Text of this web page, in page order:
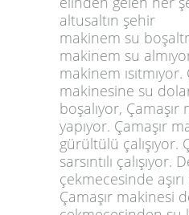
altusaltın şehir
makinem su
makinem su
makinem ısıtmıyor.
makinesine su
boşalıyor,
yapıyor. Çamaşır
gürültülü çalışıyor.
sarsıntılı çalışıyor.
çekmecesinde
Çamaşır makinesi